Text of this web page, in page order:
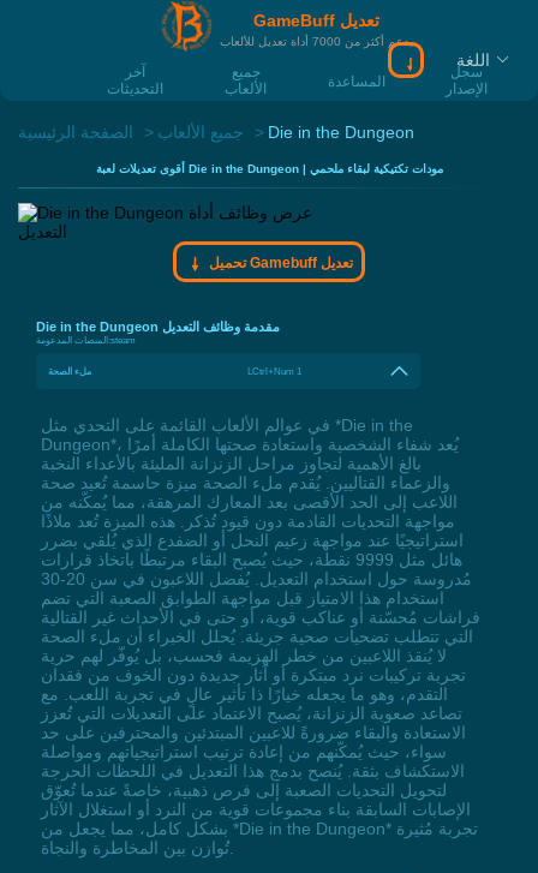
GameBuff تعديل
يدعم أكثر من 7000 أداة تعديل للألعاب
آخر
التحديثات
جميع
الألعاب
المساعدة
سجل
الإصدار
اللغة
الصفحة الرئيسية جميع الألعاب Die in the Dungeon
أقوى تعديلات لعبة Die in the Dungeon | مودات تكتيكية لبقاء ملحمي
تحميل Gamebuff تعديل
Die in the Dungeon مقدمة وظائف التعديل
المنصات المدعومة:steam
ملء الصحة LCtrl+Num 1
في عوالم الألعاب القائمة على التحدي مثل *Die in the
Dungeon*، يُعد شفاء الشخصية واستعادة صحتها الكاملة أمرًا
بالغ الأهمية لتجاوز مراحل الزنزانة المليئة بالأعداء النخبة
والزعماء القتاليين. يُقدم ملء الصحة ميزة حاسمة تُعيد صحة
اللاعب إلى الحد الأقصى بعد المعارك المرهقة، مما يُمكّنه من
مواجهة التحديات القادمة دون قيود تُذكر. هذه الميزة تُعد ملاذًا
استراتيجيًا عند مواجهة زعيم النحل أو الضفدع الذي يُلقي بضرر
هائل مثل 9999 نقطة، حيث يُصبح البقاء مرتبطًا باتخاذ قرارات
مُدروسة حول استخدام التعديل. يُفضل اللاعبون في سن 20-30
استخدام هذا الامتياز قبل مواجهة الطوابق الصعبة التي تضم
فراشات مُحسّنة أو عناكب قوية، أو حتى في الأحداث غير القتالية
التي تتطلب تضحيات صحية جريئة. يُحلل الخبراء أن ملء الصحة
لا يُنقذ اللاعبين من خطر الهزيمة فحسب، بل يُوفّر لهم حرية
تجربة تركيبات نرد مبتكرة أو آثار جديدة دون الخوف من فقدان
التقدم، وهو ما يجعله خيارًا ذا تأثير عالٍ في تجربة اللعب. مع
تصاعد صعوبة الزنزانة، يُصبح الاعتماد على التعديلات التي تُعزز
الاستعادة والبقاء ضرورةً للاعبين المبتدئين والمحترفين على حد
سواء، حيث يُمكّنهم من إعادة ترتيب استراتيجياتهم ومواصلة
الاستكشاف بثقة. يُنصح بدمج هذا التعديل في اللحظات الحرجة
لتحويل التحديات الصعبة إلى فرص ذهبية، خاصةً عندما تُعوّق
الإصابات السابقة بناء مجموعات قوية من النرد أو استغلال الآثار
بشكل كامل، مما يجعل من *Die in the Dungeon* تجربة مُثيرة
تُوازن بين المخاطرة والنجاة.